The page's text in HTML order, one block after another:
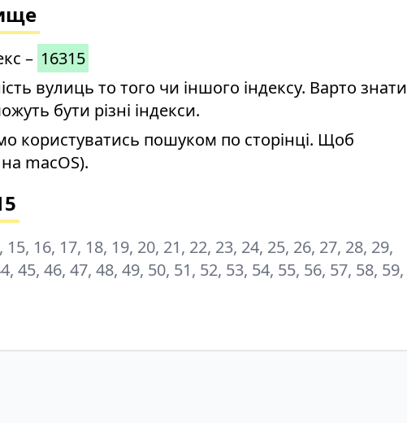
– 16315
вулиць то того чи іншого індексу. Варто знати
бути різні індекси.
користуватись пошуком по сторінці. Щоб
macOS).
16, 17, 18, 19, 20, 21, 22, 23, 24, 25, 26, 27, 28, 29,
45, 46, 47, 48, 49, 50, 51, 52, 53, 54, 55, 56, 57, 58, 59,